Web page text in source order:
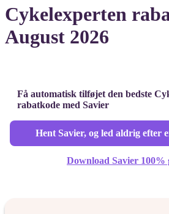
Cykelexperten
August 2026
Få automatisk tilføjet den bedste
rabatkode med Savier
Hent Savier, og led aldrig efter
Download Savier 100%